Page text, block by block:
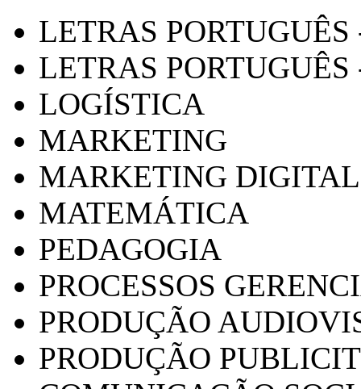
LETRAS
LETRAS PORTUGUÊS
LOGÍSTICA
MARKETING
MARKETING DIGITAL
MATEMÁTICA
PEDAGOGIA
PROCESSOS
PRODUÇÃO
PRODUÇÃO